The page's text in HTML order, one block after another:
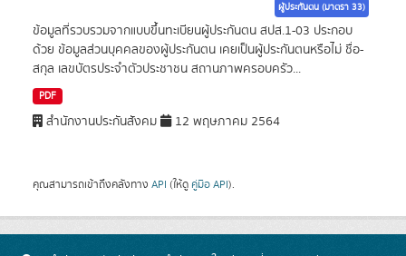
ผู้ประกันตน (มาตรา 33)
ข้อมูลที่รวบรวมจากแบบขึ้นทะเบียนผู้ประกันตน สปส.1-03 ประกอบ
ด้วย ข้อมูลส่วนบุคคลของผู้ประกันตน เคยเป็นผู้ประกันตนหรือไม่ ชื่อ-
สกุล เลขบัตรประจำตัวประชาชน สถานภาพครอบครัว...
PDF
สำนักงานประกันสังคม 12 พฤษภาคม 2564
คุณสามารถเข้าถึงคลังทาง API (ให้ดู คู่มือ API).